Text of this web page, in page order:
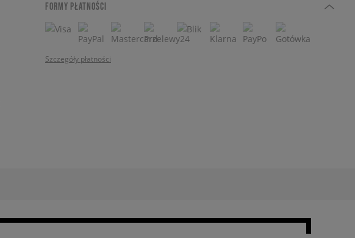
FORMY PŁATNOŚCI
Szczegóły płatności